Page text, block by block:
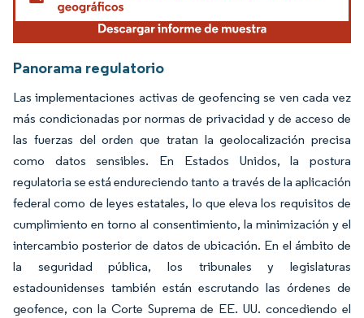
Panorama regulatorio
Las implementaciones activas de geofencing se ven cada vez
más condicionadas por normas de privacidad y de acceso de
las fuerzas del orden que tratan la geolocalización precisa
como datos sensibles. En Estados Unidos, la postura
regulatoria se está endureciendo tanto a través de la aplicación
federal como de leyes estatales, lo que eleva los requisitos de
cumplimiento en torno al consentimiento, la minimización y el
intercambio posterior de datos de ubicación. En el ámbito de
la seguridad pública, los tribunales y legislaturas
estadounidenses también están escrutando las órdenes de
geofence, con la Corte Suprema de EE. UU. concediendo el